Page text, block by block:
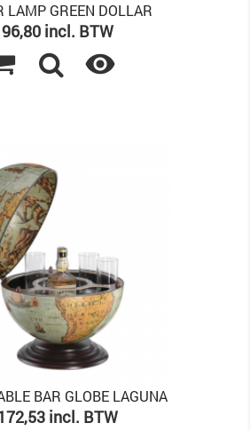
LAMP GREEN DOLLAR
incl. BTW

BAR GLOBE LAGUNA
incl. BTW